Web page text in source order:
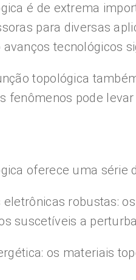
é de extrema
para diversas
tecnológicos
topológica
fenômenos pode
oferece uma série
eletrônicas robustas:
suscetíveis a
os materiais